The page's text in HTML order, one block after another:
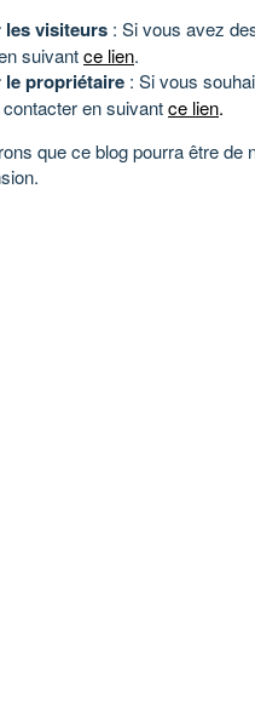
les visiteurs : Si vous avez
suivantce lien.
le propriétaire : Si vous
en suivantce lien.
que ce blog pourra être